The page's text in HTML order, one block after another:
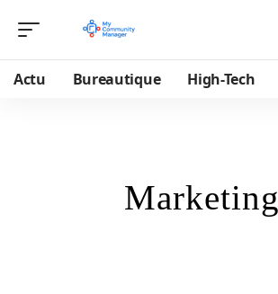
Actu Bureautique High-Tech
Marketing